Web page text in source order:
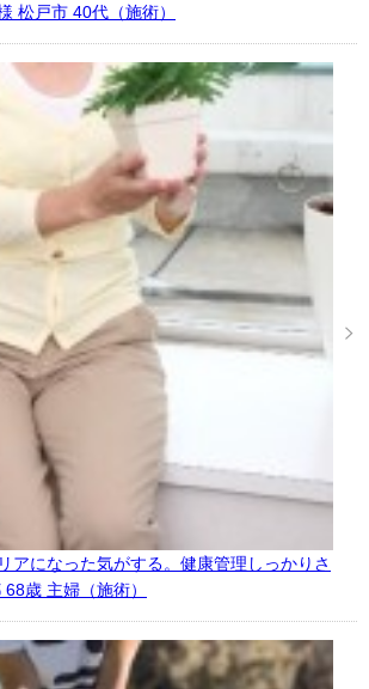
松戸市 40代（施術）
アになった気がする。健康管理しっかりさ
歳 主婦（施術）